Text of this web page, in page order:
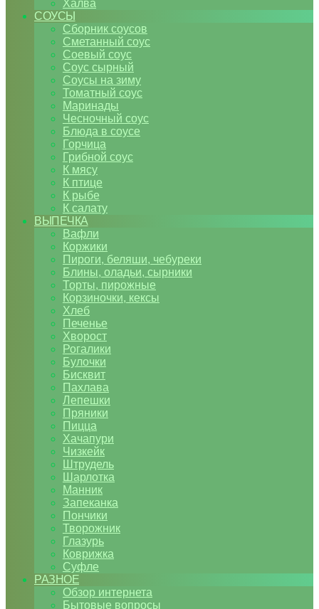
Халва
СОУСЫ
Сборник соусов
Сметанный соус
Соевый соус
Соус сырный
Соусы на зиму
Томатный соус
Маринады
Чесночный соус
Блюда в соусе
Горчица
Грибной соус
К мясу
К птице
К рыбе
К салату
ВЫПЕЧКА
Вафли
Коржики
Пироги, беляши, чебуреки
Блины, оладьи, сырники
Торты, пирожные
Корзиночки, кексы
Хлеб
Печенье
Хворост
Рогалики
Булочки
Бисквит
Пахлава
Лепешки
Пряники
Пицца
Хачапури
Чизкейк
Штрудель
Шарлотка
Манник
Запеканка
Пончики
Творожник
Глазурь
Коврижка
Суфле
РАЗНОЕ
Обзор интернета
Бытовые вопросы